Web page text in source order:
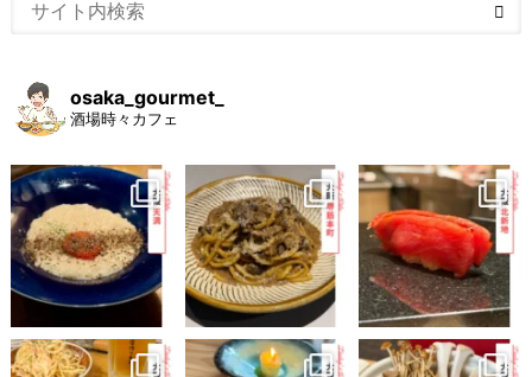
osaka_gourmet_
酒場時々カフェ